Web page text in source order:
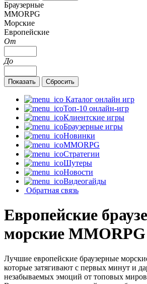
Браузерные
MMORPG
Морские
Европейские
От
До
Каталог онлайн игр
Топ-10 онлайн-игр
Клиентские игры
Браузерные игры
Новинки
MMORPG
Стратегии
Шутеры
Новости
Видеогайды
Обратная связь
Европейские
морские
Лучшие европейские браузерные
которые затягивают с первых минут и
незабываемых эмоций от топовых